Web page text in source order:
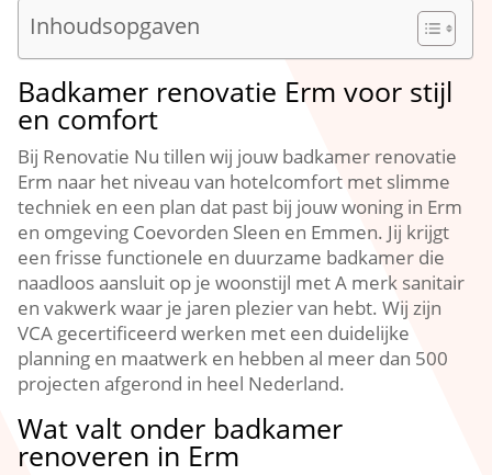
Inhoudsopgaven
Badkamer renovatie Erm voor stijl
en comfort
Bij Renovatie Nu tillen wij jouw badkamer renovatie
Erm naar het niveau van hotelcomfort met slimme
techniek en een plan dat past bij jouw woning in Erm
en omgeving Coevorden Sleen en Emmen. Jij krijgt
een frisse functionele en duurzame badkamer die
naadloos aansluit op je woonstijl met A merk sanitair
en vakwerk waar je jaren plezier van hebt. Wij zijn
VCA gecertificeerd werken met een duidelijke
planning en maatwerk en hebben al meer dan 500
projecten afgerond in heel Nederland.
Wat valt onder badkamer
renoveren in Erm